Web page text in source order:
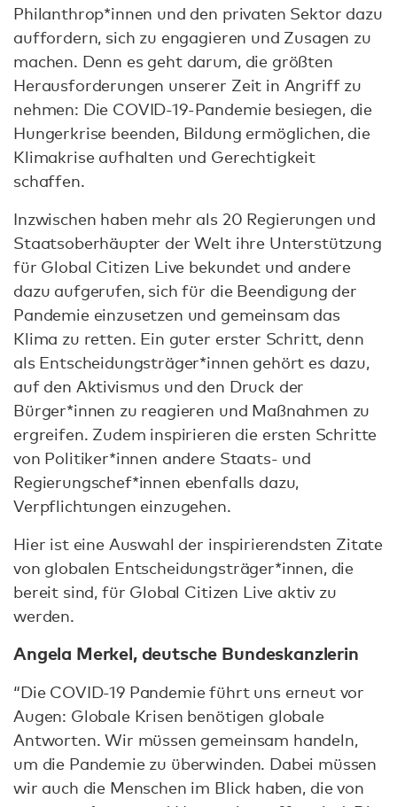
Philanthrop*innen und den privaten Sektor dazu
auffordern, sich zu engagieren und Zusagen zu
machen. Denn es geht darum, die größten
Herausforderungen unserer Zeit in Angriff zu
nehmen: Die COVID-19-Pandemie besiegen, die
Hungerkrise beenden, Bildung ermöglichen, die
Klimakrise aufhalten und Gerechtigkeit
schaffen.
Inzwischen haben mehr als 20 Regierungen und
Staatsoberhäupter der Welt ihre Unterstützung
für Global Citizen Live bekundet und andere
dazu aufgerufen, sich für die Beendigung der
Pandemie einzusetzen und gemeinsam das
Klima zu retten. Ein guter erster Schritt, denn
als Entscheidungsträger*innen gehört es dazu,
auf den Aktivismus und den Druck der
Bürger*innen zu reagieren und Maßnahmen zu
ergreifen. Zudem inspirieren die ersten Schritte
von Politiker*innen andere Staats- und
Regierungschef*innen ebenfalls dazu,
Verpflichtungen einzugehen.
Hier ist eine Auswahl der inspirierendsten Zitate
von globalen Entscheidungsträger*innen, die
bereit sind, für Global Citizen Live aktiv zu
werden.
Angela Merkel, deutsche Bundeskanzlerin
“Die COVID-19 Pandemie führt uns erneut vor
Augen: Globale Krisen benötigen globale
Antworten. Wir müssen gemeinsam handeln,
um die Pandemie zu überwinden. Dabei müssen
wir auch die Menschen im Blick haben, die von